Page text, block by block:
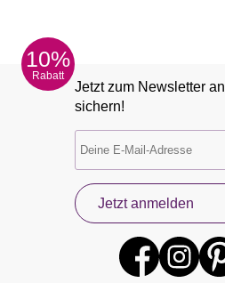
10%
Rabatt
Jetzt zum Newsletter
sichern!
Jetzt anmelden